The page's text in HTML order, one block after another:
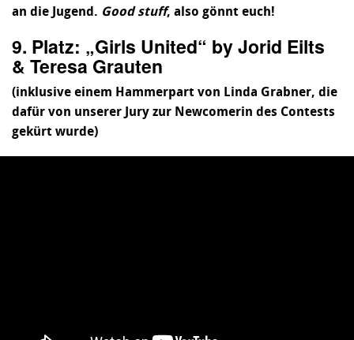
an die Jugend. Good stuff, also gönnt euch!
9. Platz: „Girls United“ by Jorid Eilts
& Teresa Grauten
(inklusive einem Hammerpart von Linda Grabner, die
dafür von unserer Jury zur Newcomerin des Contests
gekürt wurde)